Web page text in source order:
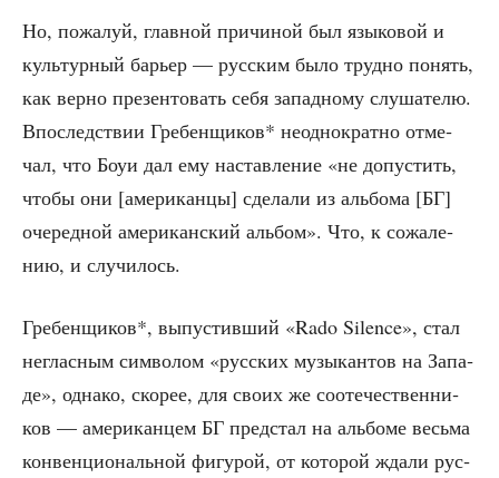
Но, пожа­луй, глав­ной при­чи­ной был язы­ко­вой и
куль­тур­ный барьер — рус­ским было труд­но понять,
как вер­но пре­зен­то­вать себя запад­но­му слу­ша­те­лю.
Впо­след­ствии Гре­бен­щи­ков* неод­но­крат­но отме­
чал, что Боуи дал ему настав­ле­ние «не допу­стить,
что­бы они [аме­ри­кан­цы] сде­ла­ли из аль­бо­ма [БГ]
оче­ред­ной аме­ри­кан­ский аль­бом». Что, к сожа­ле­
нию, и случилось.
Гре­бен­щи­ков*, выпу­стив­ший «Rado Silence», стал
неглас­ным сим­во­лом «рус­ских музы­кан­тов на Запа­
де», одна­ко, ско­рее, для сво­их же сооте­че­ствен­ни­
ков — аме­ри­кан­цем БГ пред­стал на аль­бо­ме весь­ма
кон­вен­ци­о­наль­ной фигу­рой, от кото­рой жда­ли рус­